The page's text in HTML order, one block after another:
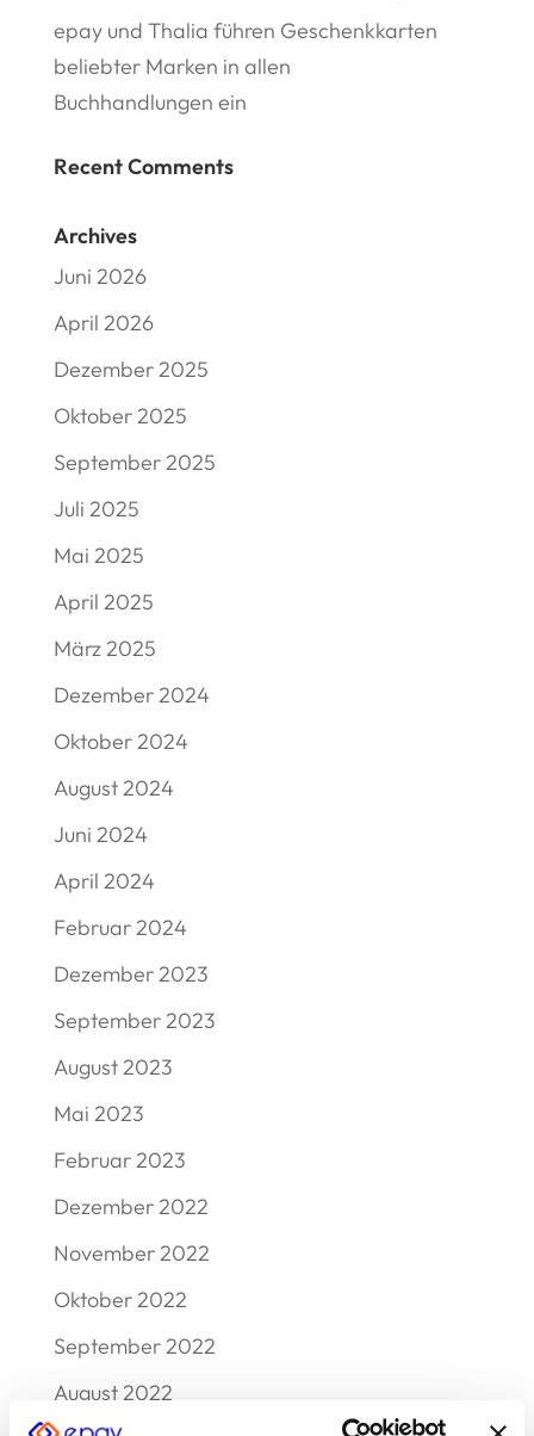
epay und Thalia führen Geschenkkarten
beliebter Marken in allen
Buchhandlungen ein
Recent Comments
Archives
Juni 2026
April 2026
Dezember 2025
Oktober 2025
September 2025
Juli 2025
Mai 2025
April 2025
März 2025
Dezember 2024
Oktober 2024
August 2024
Juni 2024
April 2024
Februar 2024
Dezember 2023
September 2023
August 2023
Mai 2023
Februar 2023
Dezember 2022
November 2022
Oktober 2022
September 2022
August 2022